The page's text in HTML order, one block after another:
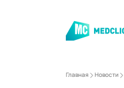
Главная Новости